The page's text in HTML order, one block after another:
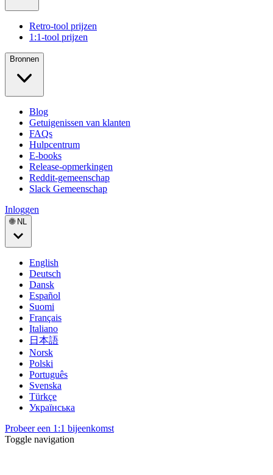
Retro-tool prijzen
1:1-tool prijzen
Bronnen
Blog
Getuigenissen van klanten
FAQs
Hulpcentrum
E-books
Release-opmerkingen
Reddit-gemeenschap
Slack Gemeenschap
Inloggen
🌐 NL
English
Deutsch
Dansk
Español
Suomi
Français
Italiano
日本語
Norsk
Polski
Português
Svenska
Türkçe
Українська
Probeer een 1:1 bijeenkomst
Toggle navigation